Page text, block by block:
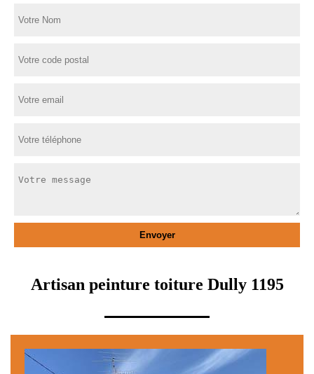
Artisan peinture toiture Dully 1195